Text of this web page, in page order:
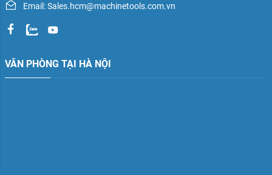
Email: Sales.hcm@machinetools.com.vn
VĂN PHÒNG TẠI HÀ NỘI